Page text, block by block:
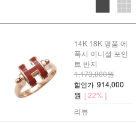
14K 18K 명품 에
폭시 이니셜 포인
트 반지
1,173,000원
할인가 914,000
원 [ 22% ]
리뷰